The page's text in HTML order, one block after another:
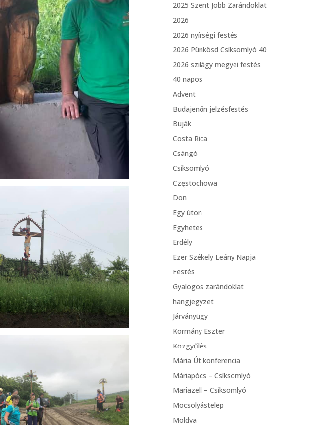
2025 Szent Jobb Zarándoklat
2026
2026 nyírségi festés
2026 Pünkösd Csíksomlyó 40
2026 szilágy megyei festés
40 napos
Advent
Budajenőn jelzésfestés
Buják
Costa Rica
Csángó
Csíksomlyó
Częstochowa
Don
Egy úton
Egyhetes
Erdély
Ezer Székely Leány Napja
Festés
Gyalogos zarándoklat
hangjegyzet
Járványügy
Kormány Eszter
Közgyűlés
Mária Út konferencia
Máriapócs – Csíksomlyó
Mariazell – Csíksomlyó
Mocsolyástelep
Moldva